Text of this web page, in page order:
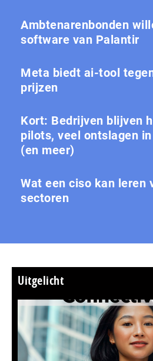
Ambtenarenbonden
software van Palantir
Meta biedt ai-tool tegen
prijzen
Kort: Bedrijven blijven
pilots, veel ontslagen
(en meer)
Wat een ciso kan leren
sectoren
Uitgelicht